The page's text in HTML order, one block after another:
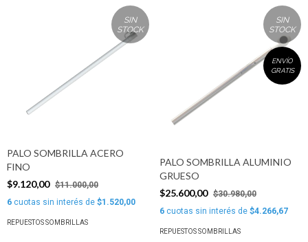
SIN
STOCK
PALO SOMBRILLA ACERO
FINO
$9.120,00 $11.000,00
6 cuotas sin interés de $1.520,00
REPUESTOS SOMBRILLAS
SIN
STOCK
ENVÍO
GRATIS
PALO SOMBRILLA ALUMINIO
GRUESO
$25.600,00 $30.980,00
6cuotas sin interés de $4.266,67
REPUESTOS SOMBRILLAS